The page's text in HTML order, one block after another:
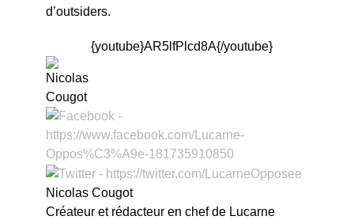
d’outsiders.
{youtube}AR5lfPlcd8A{/youtube}
Nicolas Cougot
Créateur et rédacteur en chef de Lucarne